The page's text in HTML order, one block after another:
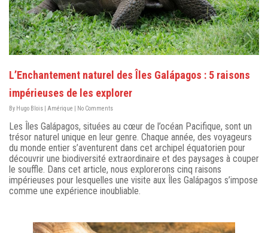
L’Enchantement naturel des Îles Galápagos : 5 raisons
impérieuses de les explorer
By Hugo Blois Amérique No Comments
Les Îles Galápagos, situées au cœur de l’océan Pacifique, sont un
trésor naturel unique en leur genre. Chaque année, des voyageurs
du monde entier s’aventurent dans cet archipel équatorien pour
découvrir une biodiversité extraordinaire et des paysages à couper
le souffle. Dans cet article, nous explorerons cinq raisons
impérieuses pour lesquelles une visite aux Îles Galápagos s’impose
comme une expérience inoubliable.